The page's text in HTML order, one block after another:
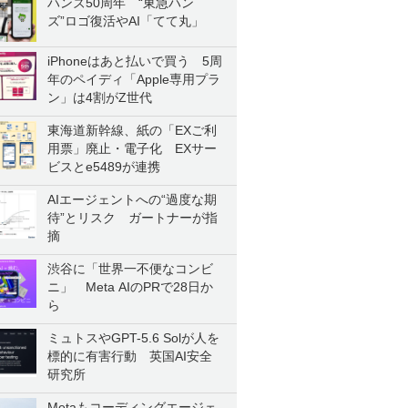
ズ”ロゴ復活やAI「てて丸」
iPhoneはあと払いで買う 5周
年のペイディ「Apple専用プラ
ン」は4割がZ世代
東海道新幹線、紙の「EXご利
用票」廃止・電子化 EXサー
ビスとe5489が連携
AIエージェントへの“過度な期
待”とリスク ガートナーが指
摘
渋谷に「世界一不便なコンビ
ニ」 Meta AIのPRで28日か
ら
ミュトスやGPT-5.6 Solが人を
標的に有害行動 英国AI安全
研究所